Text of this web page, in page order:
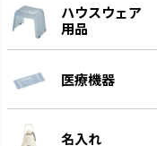
ハウスウェア
用品
医療機器
名入れ